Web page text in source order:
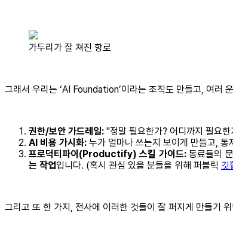
가두리가 잘 쳐진 항로
그래서 우리는 ‘AI Foundation’이라는 조직도 만들고, 여러
권한/보안 가드레일: "정말 필요한가? 어디까지 필요
AI 비용 가시화: 누가 얼마나 쓰는지 보이게 만들고, 통
프로덕티파이(Productify) 스킬 가이드:동료들의
는 작업입니다. (혹시 관심 있을 분들을 위해 퍼블릭 깃
그리고 또 한 가지, 전사에 이러한 것들이 잘 퍼지게 만들기